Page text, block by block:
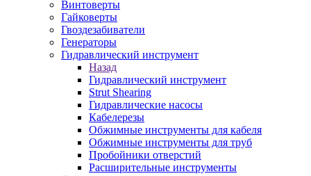
Винтоверты
Гайковерты
Гвоздезабиватели
Генераторы
Гидравлический инструмент
Назад
Гидравлический инструмент
Strut Shearing
Гидравлические насосы
Кабелерезы
Обжимные инструменты для кабеля
Обжимные инструменты для труб
Пробойники отверстий
Расширительные инструменты